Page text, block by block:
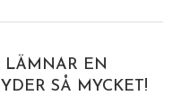
LÄMNAR EN
SÅ MYCKET!